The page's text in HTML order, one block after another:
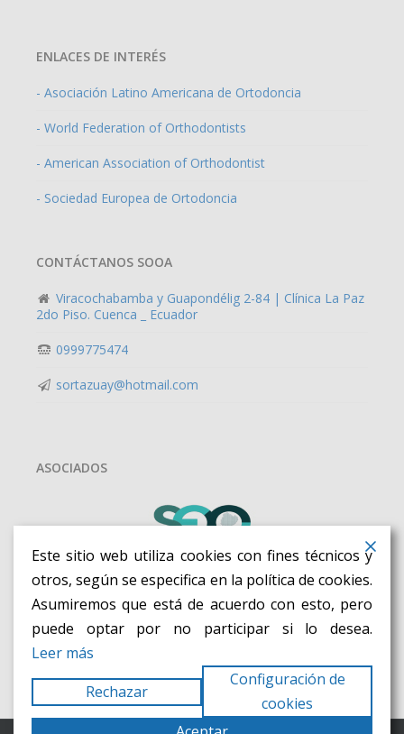
ENLACES DE INTERÉS
- Asociación Latino Americana de Ortodoncia
- World Federation of Orthodontists
- American Association of Orthodontist
- Sociedad Europea de Ortodoncia
CONTÁCTANOS SOOA
Viracochabamba y Guapondélig 2-84 | Clínica La Paz
2do Piso. Cuenca _ Ecuador
0999775474
sortazuay@hotmail.com
ASOCIADOS
Este sitio web utiliza cookies con fines técnicos y
otros, según se especifica en la política de cookies.
Asumiremos que está de acuerdo con esto, pero
puede optar por no participar si lo desea.
Leer más
Rechazar
Configuración de
cookies